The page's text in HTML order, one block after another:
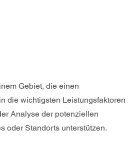
Gebiet, die einen
die wichtigsten Leistungsfaktoren
Analyse der potenziellen
oder Standorts unterstützen.